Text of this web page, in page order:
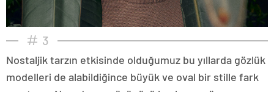
3
Nostaljik tarzın etkisinde olduğumuz bu yıllarda gözlük
modelleri de alabildiğince büyük ve oval bir stille fark